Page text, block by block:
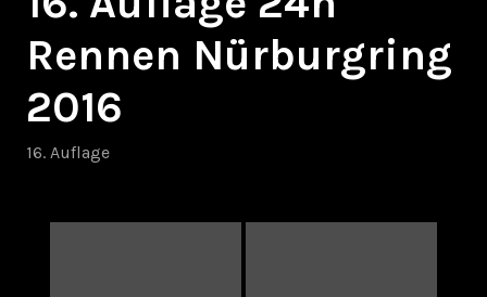
Rennen Nürburgring
2016
16. Auflage